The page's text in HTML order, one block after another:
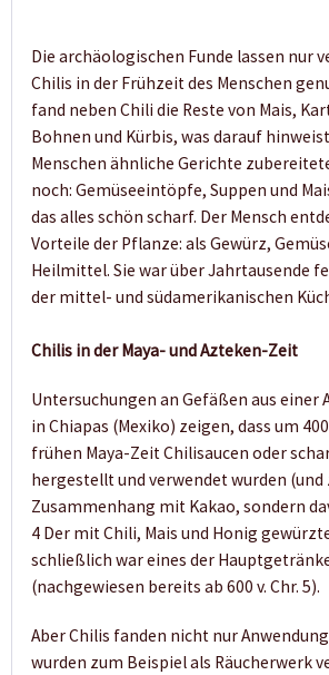
Die archäologischen Funde lassen nur
Chilis in der Frühzeit des Menschen
fand neben Chili die Reste von Mais,
Bohnen und Kürbis, was darauf
Menschen ähnliche Gerichte
noch: Gemüseeintöpfe, Suppen und
das alles schön scharf. Der Mensch
Vorteile der Pflanze: als Gewürz,
Heilmittel. Sie war über Jahrtausende
der mittel- und südamerikanischen
Chilis in der Maya- und Azteken-Zeit
Untersuchungen an Gefäßen aus einer
in Chiapas (Mexiko) zeigen, dass um
frühen Maya-Zeit Chilisaucen oder
hergestellt und verwendet wurden
Zusammenhang mit Kakao, sondern
4 Der mit Chili, Mais und Honig
schließlich war eines der
(nachgewiesen bereits ab 600 v. Chr. 5).
Aber Chilis fanden nicht nur Anwendung
wurden zum Beispiel als Räucherwerk